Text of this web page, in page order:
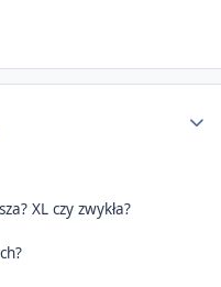
XL czy zwykła?